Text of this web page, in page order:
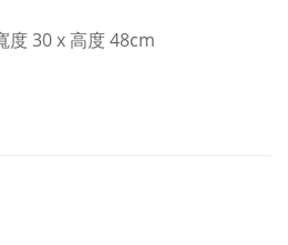
度 30 x 高度 48cm